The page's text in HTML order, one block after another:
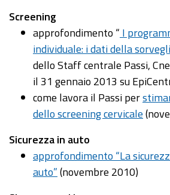
Screening
approfondimento “ I
individuale: i dati della
dello Staff centrale Passi,
il 31 gennaio 2013 su
come lavora il Passi per
dello screening cervicale
Sicurezza in auto
approfondimento “La
auto”(novembre 2010)